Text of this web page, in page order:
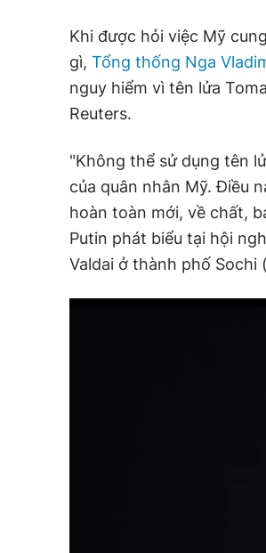
Khi được hỏi việc Mỹ
gì, Tổng thống Nga
nguy hiểm vì tên lửa
Reuters.
"Không thể sử dụng tên
của quân nhân Mỹ. Điều
hoàn toàn mới, về chất,
Putin phát biểu tại hội
Valdai ở thành phố Sochi